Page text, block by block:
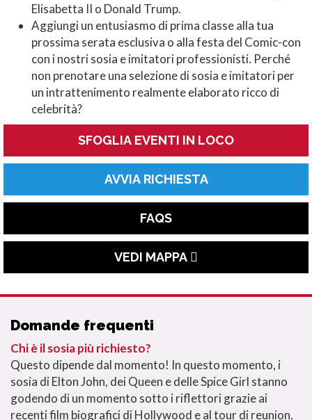
Elisabetta II o Donald Trump.
Aggiungi un entusiasmo di prima classe alla tua
prossima serata esclusiva o alla festa del Comic-con
con i nostri sosia e imitatori professionisti. Perché
non prenotare una selezione di sosia e imitatori per
un intrattenimento realmente elaborato ricco di
celebrità?
SFOGLIA EVENTI IN LOCO
AVVIA RICHIESTA
FAQS
VEDI MAPPA
Domande frequenti
Chi è il sosia più richiesto?
Questo dipende dal momento! In questo momento, i
sosia di Elton John, dei Queen e delle Spice Girl stanno
godendo di un momento sotto i riflettori grazie ai
recenti film biografici di Hollywood e al tour di reunion.